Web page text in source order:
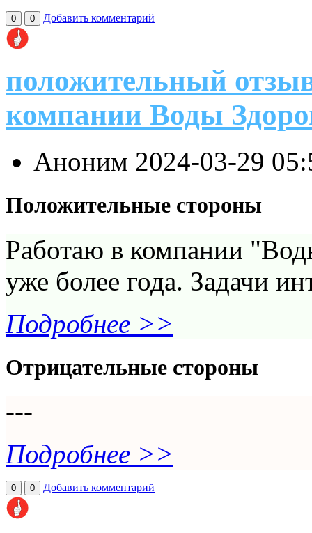
0 0 Добавить комментарий
положительный
компании Воды
Аноним 2024-03-29
Положительные стороны
Работаю в компании
уже более года. Задачи
Подробнее >>
Отрицательные стороны
---
Подробнее >>
0 0 Добавить комментарий